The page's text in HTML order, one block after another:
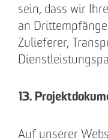
sein, dass wir
an
Zulieferer,
13.
Auf unserer